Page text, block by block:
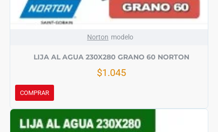
Norton modelo
LIJA AL AGUA 230X280 GRANO 60 NORTON
$1.045
COMPRAR